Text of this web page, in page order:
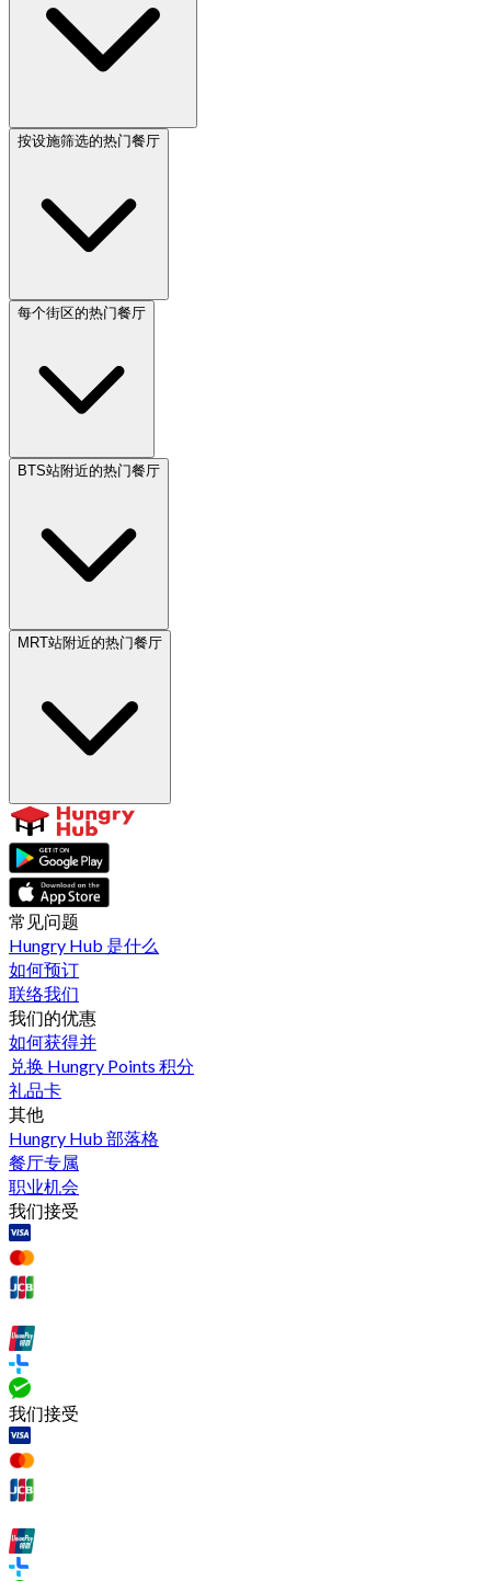
按设施筛选的热门餐厅
每个街区的热门餐厅
BTS站附近的热门餐厅
MRT站附近的热门餐厅
常见问题
Hungry Hub 是什么
如何预订
联络我们
我们的优惠
如何获得并
兑换 Hungry Points 积分
礼品卡
其他
Hungry Hub 部落格
餐厅专属
职业机会
我们接受
我们接受